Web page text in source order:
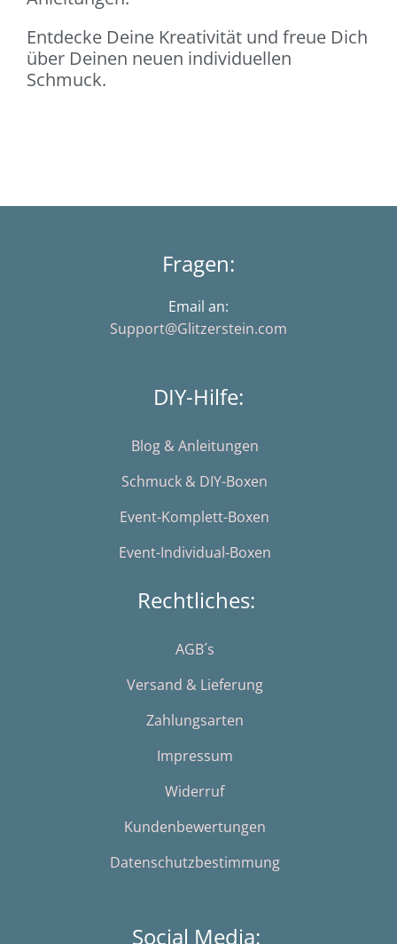
Entdecke Deine Kreativität und freue Dich
über Deinen neuen individuellen
Schmuck.
Fragen:
Email an:
Support@Glitzerstein.com
DIY-Hilfe:
Blog & Anleitungen
Schmuck & DIY-Boxen
Event-Komplett-Boxen
Event-Individual-Boxen
Rechtliches:
AGB´s
Versand & Lieferung
Zahlungsarten
Impressum
Widerruf
Kundenbewertungen
Datenschutzbestimmung
Social Media: